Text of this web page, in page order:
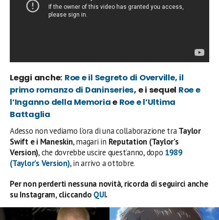
Leggi anche: Roe e il Segreto di Overville, il
primo romanzo di Daninseries, e i sequel Roe e
l’Inganno della Memoriae Roe e l’Ultima
Battaglia
Adesso non vediamo l’ora di una collaborazione traTaylor
Swift e i Maneskin, magari in Reputation (Taylor’s
Version), che dovrebbe uscire quest’anno, dopo 1989
(Taylor’s Version), in arrivo a ottobre.
Per non perderti nessuna novità, ricorda di seguirci anche
su Instagram, cliccando QUI.